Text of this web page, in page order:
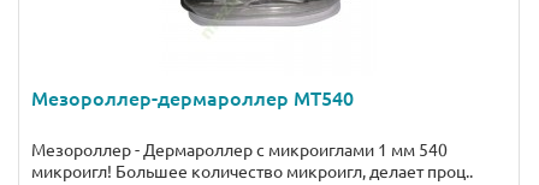
Мезороллер-дермароллер MT540
Мезороллер - Дермароллер с микроиглами 1 мм 540
микроигл! Большее количество микроигл, делает проц..